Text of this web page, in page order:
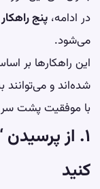
در ادامه، پنج
می‌شود.
این راهکارها بر
شده‌اند و می‌توانند
با موفقیت پشت سر
۱. از
کنید